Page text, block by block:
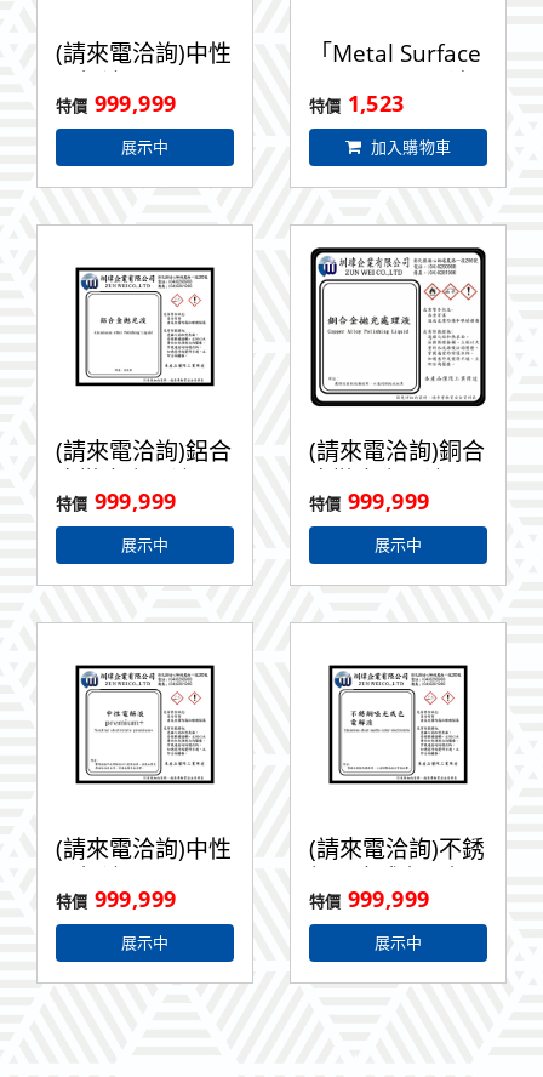
(請來電洽詢)中性
電解液
999,999
展示中
「Metal Surface
Brightener」清
洗液 2L
1,523
加入購物車
(請來電洽詢)鋁合
金拋光處理液 1L
999,999
展示中
(請來電洽詢)銅合
金拋光處理液
500ML999,999
展示中
(請來電洽詢)中性
電解液
Premium+ 1L
999,999
展示中
(請來電洽詢)不銹
鋼啞光成色電解
液 1L999,999
展示中